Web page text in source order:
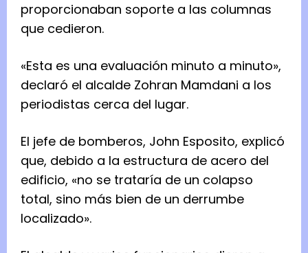
proporcionaban soporte a las columnas
que cedieron.
«Esta es una evaluación minuto a minuto»,
declaró el alcalde Zohran Mamdani a los
periodistas cerca del lugar.
El jefe de bomberos, John Esposito, explicó
que, debido a la estructura de acero del
edificio, «no se trataría de un colapso
total, sino más bien de un derrumbe
localizado».